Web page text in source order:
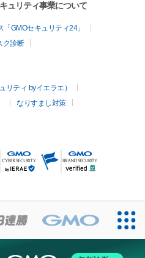
ュリティ事業について
GMOセキュリティ24」
ク診断
リティ byイエラエ）
なりすまし対策